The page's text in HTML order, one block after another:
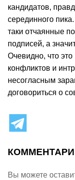
кандидатов,
серединного
таки отчаянные
подписей, а
Очевидно, что
конфликтов и
несогласным
договориться о
Вы можете